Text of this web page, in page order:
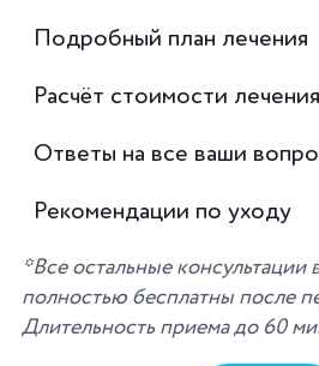
Подробный план лечения
Расчёт стоимости лечения
Ответы на все ваши
Рекомендации по уходу
*Все остальные консультации
полностью бесплатны после
Длительность приема до 60